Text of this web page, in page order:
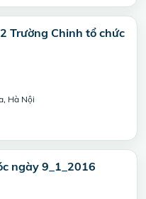
Trường Chinh tổ chức
Hà Nội
ngày 9_1_2016